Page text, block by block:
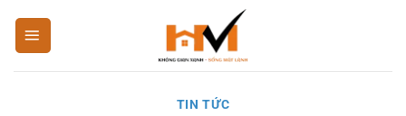
qua
nội
TIN TỨC